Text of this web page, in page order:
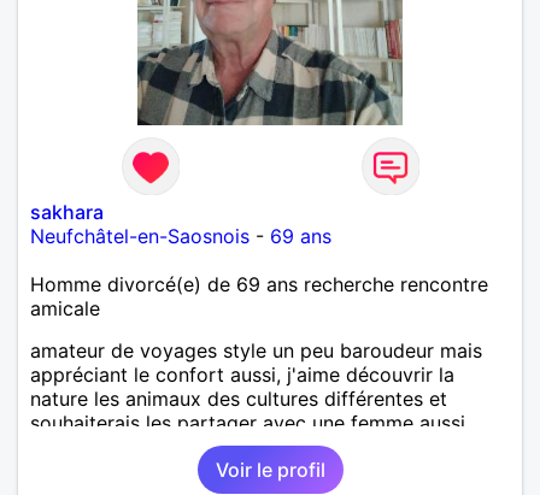
sakhara
Neufchâtel-en-Saosnois - 69 ans
Homme divorcé(e) de 69 ans recherche rencontre
amicale
amateur de voyages style un peu baroudeur mais
appréciant le confort aussi, j'aime découvrir la
nature les animaux des cultures différentes et
souhaiterais les partager avec une femme aussi
Voir le profil